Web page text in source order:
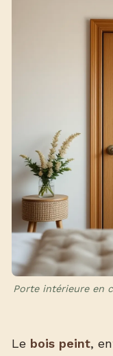
Porte intérieure en
Le bois peint,